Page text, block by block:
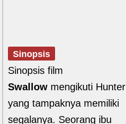
Sinopsis
Sinopsis film
Swallow mengikuti Hunter
yang tampaknya memiliki
segalanya. Seorang ibu